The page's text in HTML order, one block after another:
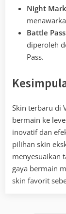
Night
Battle Pass
diperoleh
Pass.
Skin terbaru di
bermain ke
inovatif dan
pilihan skin
menyesuaikan
gaya bermain
skin favorit